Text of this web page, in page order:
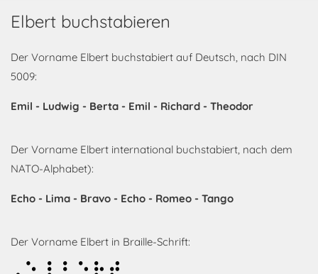
Elbert buchstabieren
Der Vorname Elbert buchstabiert auf Deutsch, nach DIN
5009:
Emil - Ludwig - Berta - Emil - Richard - Theodor
Der Vorname Elbert international buchstabiert, nach dem
NATO-Alphabet):
Echo - Lima - Bravo - Echo - Romeo - Tango
Der Vorname Elbert in Braille-Schrift: